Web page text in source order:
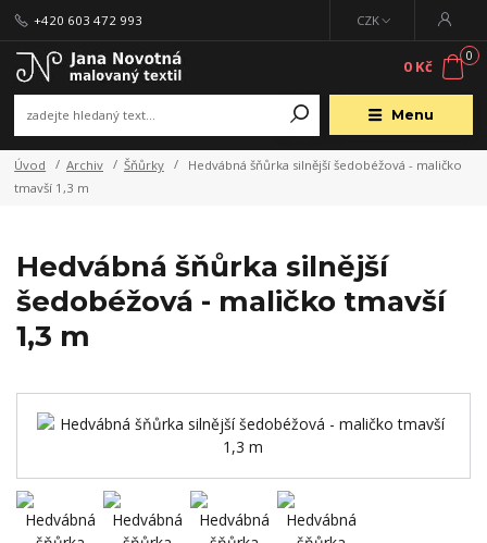
Menu
CZK
+420 603 472 993
0
0 Kč
Úvod Archiv Šňůrky
Hedvábná šňůrka silnější šedobéžová - maličko
tmavší 1,3 m
Hedvábná šňůrka silnější
šedobéžová - maličko tmavší
1,3 m